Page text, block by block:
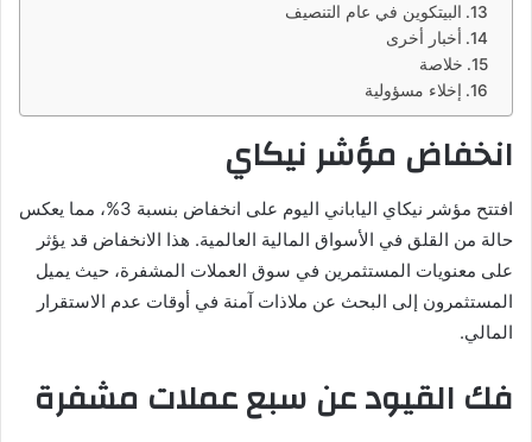
البيتكوين في عام التنصيف
أخبار أخرى
خلاصة
إخلاء مسؤولية
انخفاض مؤشر نيكاي
افتتح مؤشر نيكاي الياباني اليوم على انخفاض بنسبة 3%، مما يعكس
حالة من القلق في الأسواق المالية العالمية. هذا الانخفاض قد يؤثر
على معنويات المستثمرين في سوق العملات المشفرة، حيث يميل
المستثمرون إلى البحث عن ملاذات آمنة في أوقات عدم الاستقرار
المالي.
فك القيود عن سبع عملات مشفرة